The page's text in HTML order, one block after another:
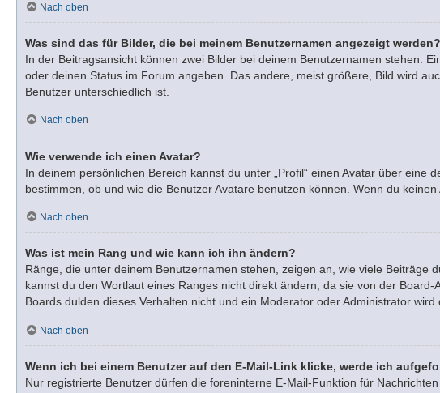
Nach oben
Was sind das für Bilder, die bei meinem Benutzernamen angezeigt werden?
In der Beitragsansicht können zwei Bilder bei deinem Benutzernamen stehen.
oder deinen Status im Forum angeben. Das andere, meist größere, Bild wird
Benutzer unterschiedlich ist.
Nach oben
Wie verwende ich einen Avatar?
In deinem persönlichen Bereich kannst du unter „Profil“ einen Avatar über
bestimmen, ob und wie die Benutzer Avatare benutzen können. Wenn du
Nach oben
Was ist mein Rang und wie kann ich ihn ändern?
Ränge, die unter deinem Benutzernamen stehen, zeigen an, wie viele
kannst du den Wortlaut eines Ranges nicht direkt ändern, da sie von der
Boards dulden dieses Verhalten nicht und ein Moderator oder Administrator
Nach oben
Wenn ich bei einem Benutzer auf den E-Mail-Link klicke, werde ich
Nur registrierte Benutzer dürfen die foreninterne E-Mail-Funktion für